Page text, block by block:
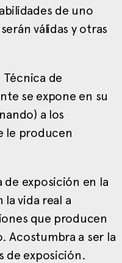
de uno
válidas y otras
Técnica de
se expone en su
a los
le producen
de exposición en la
la vida real a
que producen
Acostumbra a ser la
de exposición.